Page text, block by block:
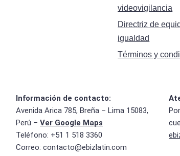
videovigilancia
Directriz de
igualdad
Términos y
Información de contacto:
Avenida Arica 785, Breña – Lima 15083,
Perú – Ver Google Maps
Teléfono: +51 1 518 3360
Correo: contacto@ebizlatin.com